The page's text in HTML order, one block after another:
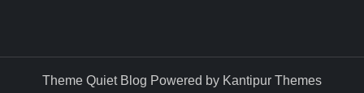
Theme Quiet Blog Powered by Kantipur Themes